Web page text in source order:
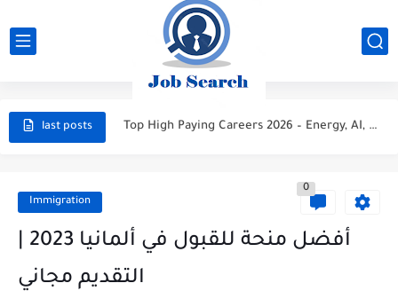
last posts
STC Careers 2026 – Saudi Arabia
Aramco Careers 2026 – Saudi Arabia
Top High Paying Careers 2026 – Energy, AI, FinTech, Space,...
Immigration
0
التقديم مجاني